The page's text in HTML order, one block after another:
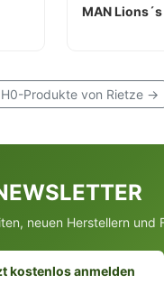
MAN
Produkte von Rietze →
neuen Herstellern und
kostenlos anmelden